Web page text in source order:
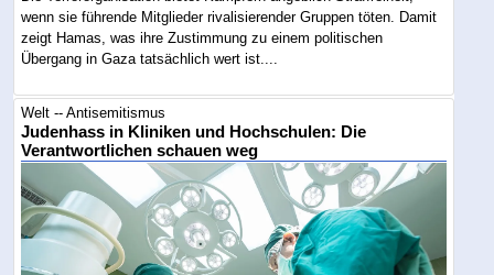
wenn sie führende Mitglieder rivalisierender Gruppen töten. Damit
zeigt Hamas, was ihre Zustimmung zu einem politischen
Übergang in Gaza tatsächlich wert ist....
Welt -- Antisemitismus
Judenhass in Kliniken und Hochschulen: Die
Verantwortlichen schauen weg